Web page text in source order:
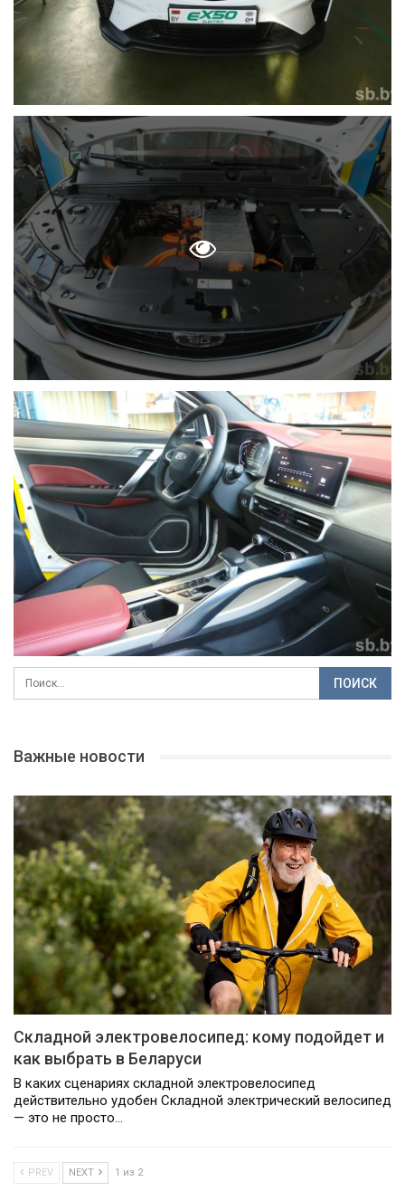
Важные новости
Складной электровелосипед: кому подойдет и
как выбрать в Беларуси
В каких сценариях складной электровелосипед
действительно удобен Складной электрический велосипед
— это не просто…
PREV NEXT 1 из 2